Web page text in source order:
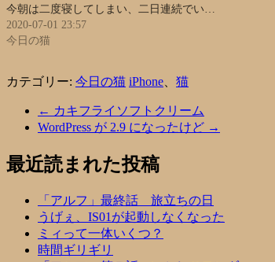
今朝は二度寝してしまい、二日連続でい…
2020-07-01 23:57
今日の猫
カテゴリー: 今日の猫 iPhone 猫
← カキフライソフトクリーム
WordPress が 2.9 になったけど →
最近読まれた投稿
「アルフ」最終話 旅立ちの日
うげぇ、IS01が起動しなくなった
ミィって一体いくつ？
時間ギリギリ